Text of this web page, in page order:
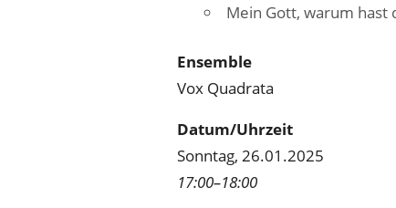
Mein Gott, warum hast
Ensemble
Vox Quadrata
Datum/Uhrzeit
Sonntag, 26.01.2025
17:00–18:00